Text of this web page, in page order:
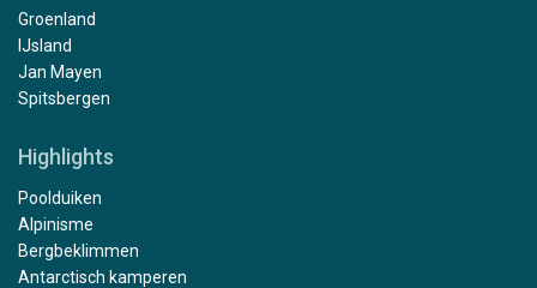
Groenland
IJsland
Jan Mayen
Spitsbergen
Highlights
Poolduiken
Alpinisme
Bergbeklimmen
Antarctisch kamperen